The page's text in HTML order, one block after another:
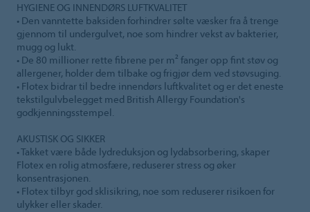
HYGIENE OG INNENDØRS LUFTKVALITET
• Den vanntette baksiden forhindrer sølte væsker fra å trenge
gjennom til undergulvet, noe som hindrer vekst av bakterier,
mugg og lukt.
• De 80 millioner rette fibrene per m² fanger opp fint støv og
allergener, holder dem tilbake og frigjør dem ved støvsuging.
• Flotex bidrar til bedre innendørs luftkvalitet og er det eneste
tekstilgulvbelegget med British Allergy Foundation's
godkjenningsstempel.
AKUSTISK OG SIKKER
• Takket være både lydreduksjon og lydabsorbering, skaper
Flotex en rolig atmosfære, reduserer stress og øker
konsentrasjonen.
• Flotex tilbyr god sklisikring, noe som reduserer risikoen for
ulykker eller skader.